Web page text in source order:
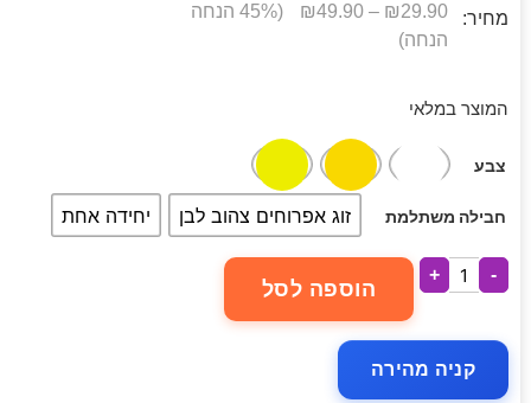
מחיר: ₪29.90
–
₪49.90
(45% הנחה
הנחה)
המוצר במלאי
צבע
חבילה משתלמת זוג אפרוחים צהוב לבן יחידה אחת
-
+
הוספה לסל
קניה מהירה